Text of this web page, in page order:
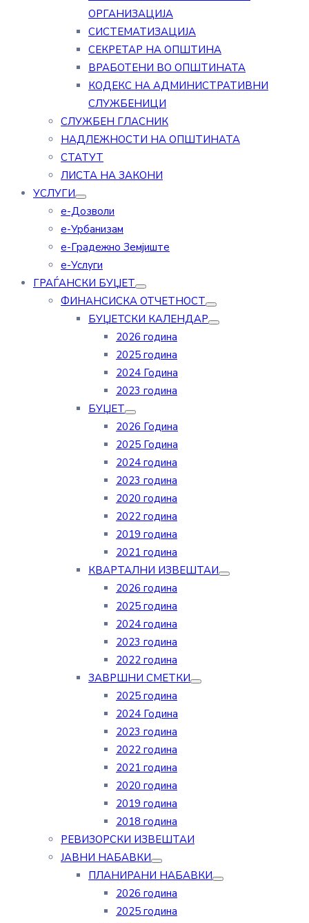
ОРГАНИЗАЦИЈА
СИСТЕМАТИЗАЦИЈА
СЕКРЕТАР НА ОПШТИНА
ВРАБОТЕНИ ВО ОПШТИНАТА
КОДЕКС НА АДМИНИСТРАТИВНИ
СЛУЖБЕНИЦИ
СЛУЖБЕН ГЛАСНИК
НАДЛЕЖНОСТИ НА ОПШТИНАТА
СТАТУТ
ЛИСТА НА ЗАКОНИ
УСЛУГИ
е-Дозволи
е-Урбанизам
е-Градежно Земјиште
е-Услуги
ГРАЃАНСКИ БУЏЕТ
ФИНАНСИСКА ОТЧЕТНОСТ
БУЏЕТСКИ КАЛЕНДАР
2026 година
2025 година
2024 Година
2023 година
БУЏЕТ
2026 Година
2025 Година
2024 година
2023 година
2020 година
2022 година
2019 година
2021 година
КВАРТАЛНИ ИЗВЕШТАИ
2026 година
2025 година
2024 година
2023 година
2022 година
ЗАВРШНИ СМЕТКИ
2025 година
2024 Година
2023 година
2022 година
2021 година
2020 година
2019 година
2018 година
РЕВИЗОРСКИ ИЗВЕШТАИ
ЈАВНИ НАБАВКИ
ПЛАНИРАНИ НАБАВКИ
2026 година
2025 година